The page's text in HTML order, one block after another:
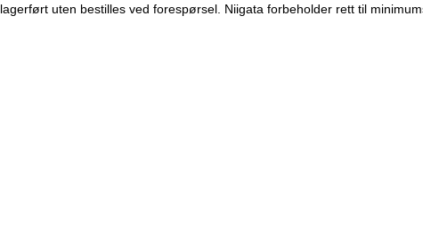
lagerført uten bestilles ved forespørsel. Niigata forbeholder rett til